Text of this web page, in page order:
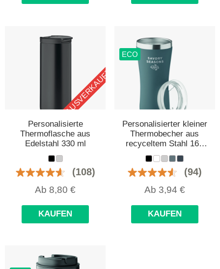
AUSVERKAUFT
Personalisierte
Thermoflasche aus
Edelstahl 330 ml
(108)
Ab 8,80 €
KAUFEN
ECO
Personalisierter kleiner
Thermobecher aus
recyceltem Stahl 160
ml
(94)
Ab 3,94 €
KAUFEN